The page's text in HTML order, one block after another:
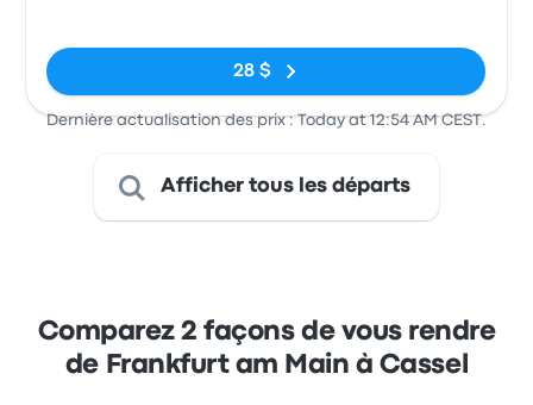
28 $
Dernière actualisation des prix : Today at 12:54 AM CEST.
Afficher tous les départs
Comparez 2 façons de vous rendre
de Frankfurt am Main à Cassel